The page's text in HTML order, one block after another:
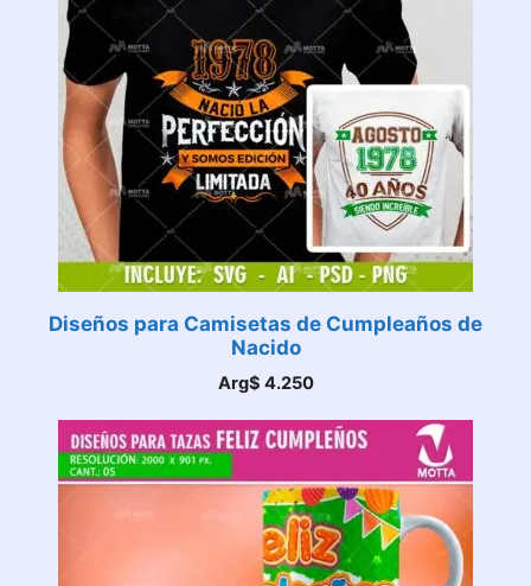
Diseños para Camisetas de Cumpleaños de
Nacido
Arg$ 4.250